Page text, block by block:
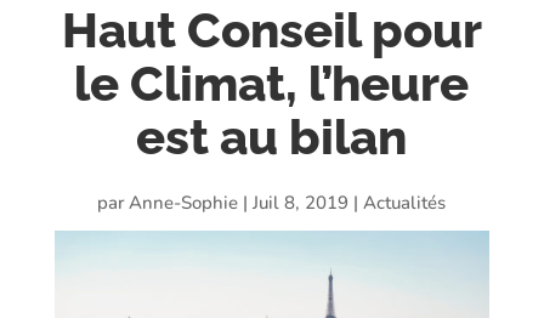
Haut Conseil pour
le Climat, l’heure
est au bilan
parAnne-Sophie |Juil 8, 2019 |Actualités